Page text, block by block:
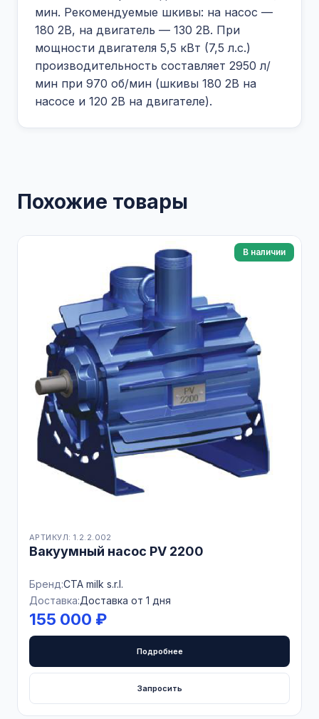
мин. Рекомендуемые шкивы: на насос —
180 2В, на двигатель — 130 2В. При
мощности двигателя 5,5 кВт (7,5 л.с.)
производительность составляет 2950 л/
мин при 970 об/мин (шкивы 180 2В на
насосе и 120 2В на двигателе).
Похожие товары
В наличии
АРТИКУЛ: 1.2.2.002
Вакуумный насос PV 2200
Бренд:CTA milk s.r.l.
Доставка:Доставка от 1 дня
155 000 ₽
Подробнее
Запросить